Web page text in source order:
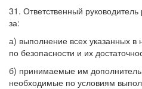
31. Ответственный руководитель
за:
а) выполнение всех указанных в
по безопасности и их
б) принимаемые им
необходимые по условиям